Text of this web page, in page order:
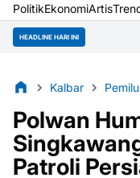
PolitikEkonomiArtis
HEADLINE HARI INI Kualitas
Kalbar
Polwan
Patroli